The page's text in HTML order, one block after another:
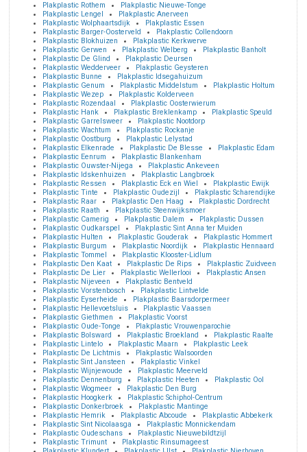
Plakplastic Rothem
Plakplastic Nieuwe-Tonge
Plakplastic Lengel
Plakplastic Anerveen
Plakplastic Wolphaartsdijk
Plakplastic Essen
Plakplastic Barger-Oosterveld
Plakplastic Collendoorn
Plakplastic Blokhuizen
Plakplastic Kerkwerve
Plakplastic Gerwen
Plakplastic Welberg
Plakplastic Banholt
Plakplastic De Glind
Plakplastic Deursen
Plakplastic Wedderveer
Plakplastic Geysteren
Plakplastic Bunne
Plakplastic Idsegahuizum
Plakplastic Genum
Plakplastic Middelstum
Plakplastic Holtum
Plakplastic Wezep
Plakplastic Kolderveen
Plakplastic Rozendaal
Plakplastic Oosterwierum
Plakplastic Hank
Plakplastic Breklenkamp
Plakplastic Speuld
Plakplastic Garrelsweer
Plakplastic Nootdorp
Plakplastic Wachtum
Plakplastic Rockanje
Plakplastic Oostburg
Plakplastic Lelystad
Plakplastic Elkenrade
Plakplastic De Blesse
Plakplastic Edam
Plakplastic Eenrum
Plakplastic Blankenham
Plakplastic Ouwster-Nijega
Plakplastic Ankeveen
Plakplastic Idskenhuizen
Plakplastic Langbroek
Plakplastic Ressen
Plakplastic Eck en Wiel
Plakplastic Ewijk
Plakplastic Tinte
Plakplastic Oudezijl
Plakplastic Scharendijke
Plakplastic Raar
Plakplastic Den Haag
Plakplastic Dordrecht
Plakplastic Raath
Plakplastic Steenwijksmoer
Plakplastic Camerig
Plakplastic Dalem
Plakplastic Dussen
Plakplastic Oudkarspel
Plakplastic Sint Anna ter Muiden
Plakplastic Hulten
Plakplastic Gouderak
Plakplastic Hommert
Plakplastic Burgum
Plakplastic Noordijk
Plakplastic Hennaard
Plakplastic Tommel
Plakplastic Klooster-Lidlum
Plakplastic Den Kaat
Plakplastic De Rips
Plakplastic Zuidveen
Plakplastic De Lier
Plakplastic Wellerlooi
Plakplastic Ansen
Plakplastic Nijeveen
Plakplastic Bentveld
Plakplastic Vorstenbosch
Plakplastic Lintvelde
Plakplastic Eyserheide
Plakplastic Baarsdorpermeer
Plakplastic Hellevoetsluis
Plakplastic Vaassen
Plakplastic Giethmen
Plakplastic Voorst
Plakplastic Oude-Tonge
Plakplastic Vrouwenparochie
Plakplastic Bolsward
Plakplastic Broekland
Plakplastic Raalte
Plakplastic Lintelo
Plakplastic Maarn
Plakplastic Leek
Plakplastic De Lichtmis
Plakplastic Walsoorden
Plakplastic Sint Jansteen
Plakplastic Vinkel
Plakplastic Wijnjewoude
Plakplastic Meerveld
Plakplastic Dennenburg
Plakplastic Heeten
Plakplastic Ool
Plakplastic Wogmeer
Plakplastic Den Burg
Plakplastic Hoogkerk
Plakplastic Schiphol-Centrum
Plakplastic Donkerbroek
Plakplastic Mantinge
Plakplastic Hemrik
Plakplastic Abcoude
Plakplastic Abbekerk
Plakplastic Sint Nicolaasga
Plakplastic Monnickendam
Plakplastic Oudeschans
Plakplastic Nieuwebildtzijl
Plakplastic Trimunt
Plakplastic Rinsumageest